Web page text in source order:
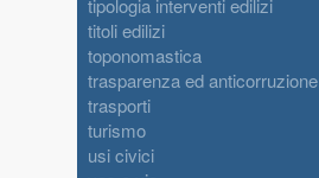
tipologia interventi edilizi
titoli edilizi
toponomastica
trasparenza ed anticorruzione
trasporti
turismo
usi civici